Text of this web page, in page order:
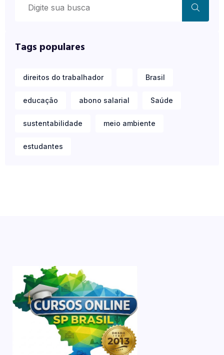
Tags populares
direitos do trabalhador Brasil
educação abono salarial Saúde
sustentabilidade meio ambiente
estudantes